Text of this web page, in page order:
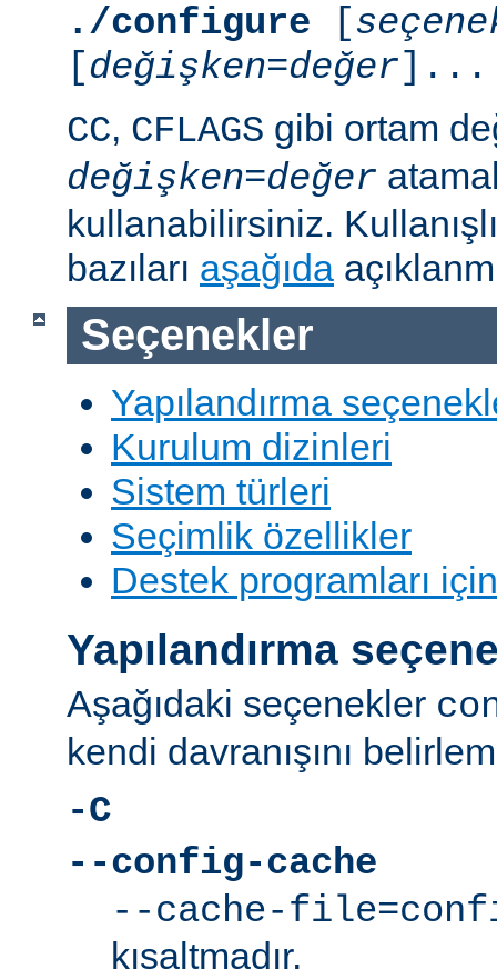
./configure [
[değişken=değer]...
CC, CFLAGS gibi ortam
değişken=değer
kullanabilirsiniz.
bazıları aşağıda
Seçenekler
Yapılandırma
Kurulum dizinleri
Sistem türleri
Seçimlik özellikler
Destek programları
Yapılandırma
Aşağıdaki seçenekler
kendi davranışını
-C
--config-cache
--cache-
kısaltmadır.